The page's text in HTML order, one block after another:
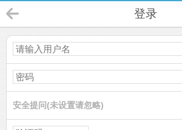
登录
安全提问(未设置请忽略)